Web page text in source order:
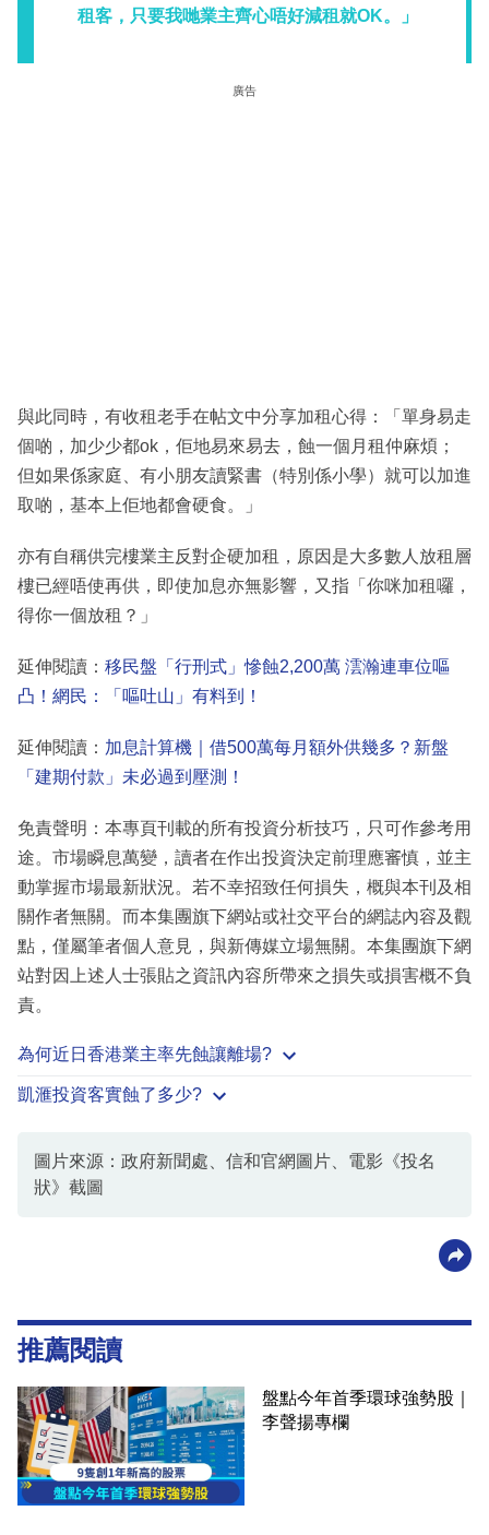
租客，只要我哋業主齊心唔好減租就OK。」
廣告
與此同時，有收租老手在帖文中分享加租心得：「單身易走
個啲，加少少都ok，佢地易來易去，蝕一個月租仲麻煩；
但如果係家庭、有小朋友讀緊書（特別係小學）就可以加進
取啲，基本上佢地都會硬食。」
亦有自稱供完樓業主反對企硬加租，原因是大多數人放租層
樓已經唔使再供，即使加息亦無影響，又指「你咪加租囉，
得你一個放租？」
延伸閱讀： 移民盤「行刑式」慘蝕2,200萬 澐瀚連車位嘔
凸！網民：「嘔吐山」有料到！
延伸閱讀： 加息計算機｜借500萬每月額外供幾多？新盤
「建期付款」未必過到壓測！
免責聲明：本專頁刊載的所有投資分析技巧，只可作參考用
途。市場瞬息萬變，讀者在作出投資決定前理應審慎，並主
動掌握市場最新狀況。若不幸招致任何損失，概與本刊及相
關作者無關。而本集團旗下網站或社交平台的網誌內容及觀
點，僅屬筆者個人意見，與新傳媒立場無關。本集團旗下網
站對因上述人士張貼之資訊內容所帶來之損失或損害概不負
責。
為何近日香港業主率先蝕讓離場?
凱滙投資客實蝕了多少?
圖片來源：政府新聞處、信和官網圖片、電影《投名
狀》截圖
推薦閱讀
盤點今年首季環球強勢股｜
李聲揚專欄